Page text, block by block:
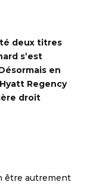
deux titres
s’est
en
Regency
droit
être autrement